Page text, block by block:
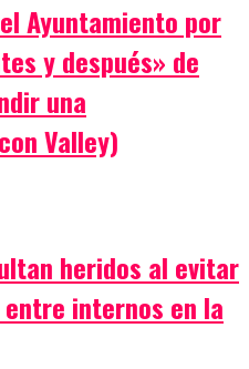
Ayuntamiento por
y después» de
una
Valley)
heridos al evitar
internos en la